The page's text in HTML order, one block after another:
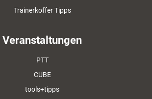
Trainerkoffer Tipps
Veranstaltungen
PTT
CUBE
tools+tipps